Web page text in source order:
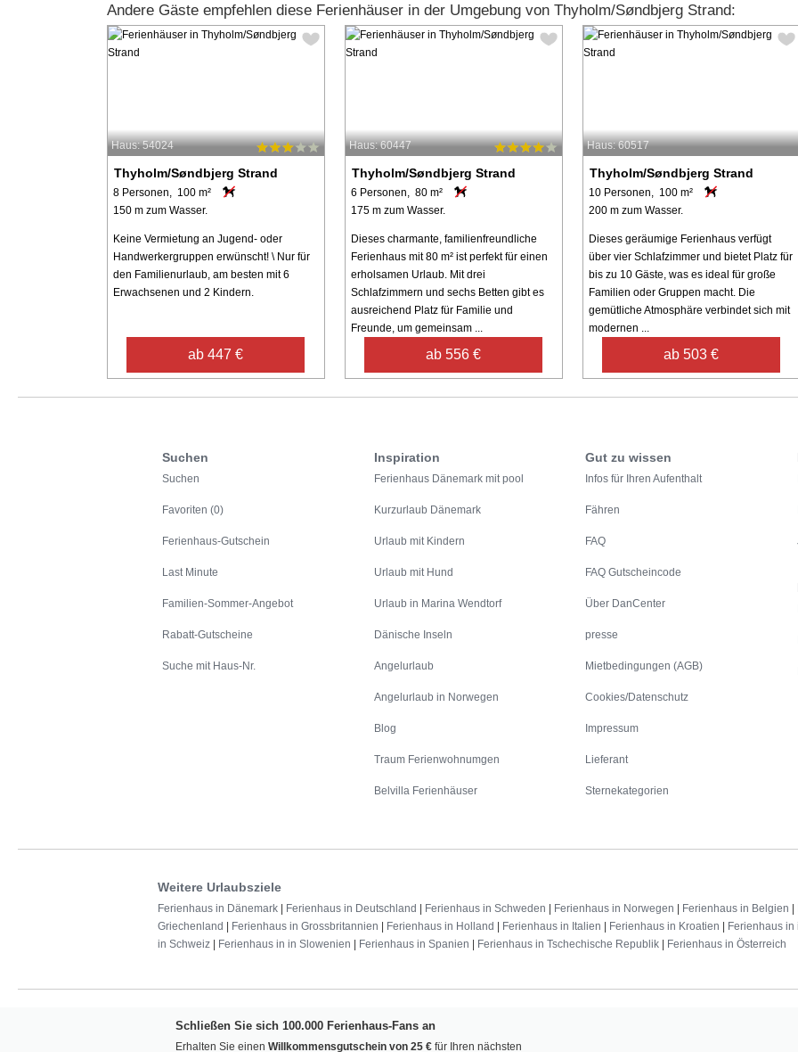
Andere Gäste empfehlen diese Ferienhäuser in der Umgebung von Thyholm/Søndbjerg Strand:
Haus: 54024
Thyholm/Søndbjerg Strand
8 Personen, 100 m²
150 m zum Wasser.
Keine Vermietung an Jugend- oder
Handwerkergruppen erwünscht! \ Nur für
den Familienurlaub, am besten mit 6
Erwachsenen und 2 Kindern.
ab 447 €
Haus: 60447
Thyholm/Søndbjerg Strand
6 Personen, 80 m²
175 m zum Wasser.
Dieses charmante, familienfreundliche
Ferienhaus mit 80 m² ist perfekt für einen
erholsamen Urlaub. Mit drei
Schlafzimmern und sechs Betten gibt es
ausreichend Platz für Familie und
Freunde, um gemeinsam ...
ab 556 €
Haus: 60517
Thyholm/Søndbjerg Strand
10 Personen, 100 m²
200 m zum Wasser.
Dieses geräumige Ferienhaus verfügt
über vier Schlafzimmer und bietet Platz für
bis zu 10 Gäste, was es ideal für große
Familien oder Gruppen macht. Die
gemütliche Atmosphäre verbindet sich mit
modernen ...
ab 503 €
Suchen
Suchen
Favoriten (0)
Ferienhaus-Gutschein
Last Minute
Familien-Sommer-Angebot
Rabatt-Gutscheine
Suche mit Haus-Nr.
Inspiration
Ferienhaus Dänemark mit pool
Kurzurlaub Dänemark
Urlaub mit Kindern
Urlaub mit Hund
Urlaub in Marina Wendtorf
Dänische Inseln
Angelurlaub
Angelurlaub in Norwegen
Blog
Traum Ferienwohnumgen
Belvilla Ferienhäuser
Gut zu wissen
Infos für Ihren Aufenthalt
Fähren
FAQ
FAQ Gutscheincode
Über DanCenter
presse
Mietbedingungen (AGB)
Cookies/Datenschutz
Impressum
Lieferant
Sternekategorien
Weitere Urlaubsziele
Ferienhaus in Dänemark | Ferienhaus in Deutschland | Ferienhaus in Schweden | Ferienhaus in Norwegen | Ferienhaus in Belgien |
Griechenland | Ferienhaus in Grossbritannien | Ferienhaus in Holland | Ferienhaus in Italien | Ferienhaus in Kroatien | Ferienhaus in
in Schweiz | Ferienhaus in in Slowenien | Ferienhaus in Spanien | Ferienhaus in Tschechische Republik | Ferienhaus in Österreich
Schließen Sie sich 100.000 Ferienhaus-Fans an
Erhalten Sie einen Willkommensgutschein von 25 € für Ihren nächsten